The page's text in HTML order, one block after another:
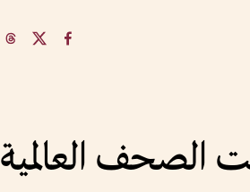
الصحف العالمية